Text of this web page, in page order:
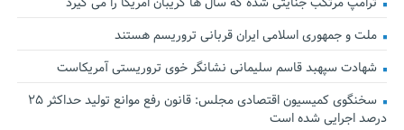
ملت و جمهوری اسلامی ایران قربانی تروریسم هستند
شهادت سپهبد قاسم سلیمانی نشانگر خوی تروریستی آمریکاست
سخنگوی کمیسیون اقتصادی مجلس: قانون رفع موانع تولید حداکثر ۲۵
درصد اجرایی شده است